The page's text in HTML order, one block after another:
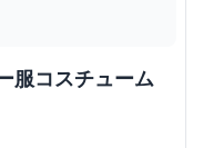
服コスチューム